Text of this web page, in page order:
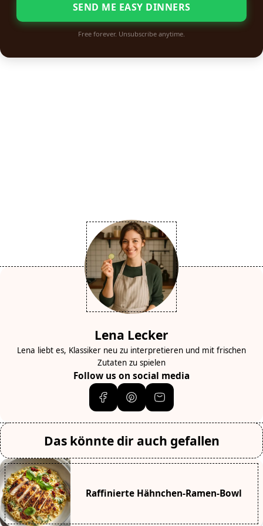
SEND ME EASY DINNERS
Free forever. Unsubscribe anytime.
Lena Lecker
Lena liebt es, Klassiker neu zu interpretieren und mit frischen
Zutaten zu spielen
Follow us on social media
Das könnte dir auch gefallen
Raffinierte Hähnchen-Ramen-Bowl